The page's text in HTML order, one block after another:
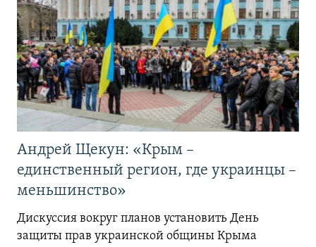
Андрей Щекун: «Крым –
единственный регион, где украинцы –
меньшинство»
Дискуссия вокруг планов установить День
защиты прав украинской общины Крыма